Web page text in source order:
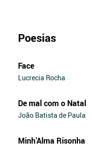
Poesias
Face
Lucrecia Rocha
De mal com o Natal
João Batista de Paula
Minh’Alma Risonha